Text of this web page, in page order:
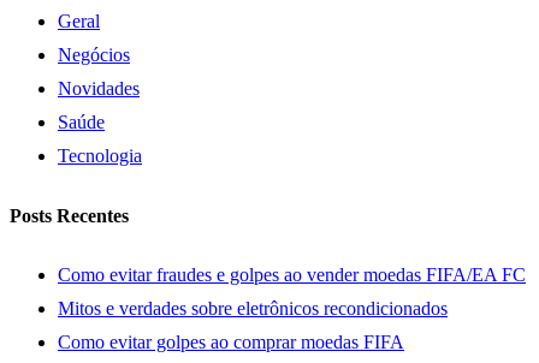
Geral
Negócios
Novidades
Saúde
Tecnologia
Posts Recentes
Como evitar fraudes e golpes ao vender moedas FIFA/EA FC
Mitos e verdades sobre eletrônicos recondicionados
Como evitar golpes ao comprar moedas FIFA